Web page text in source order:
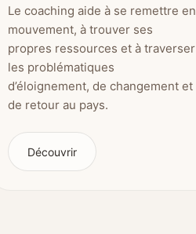
Le coaching aide à se remettre en
mouvement, à trouver ses
propres ressources et à traverser
les problématiques
d’éloignement, de changement et
de retour au pays.
Découvrir